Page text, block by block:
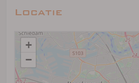
Locatie
+
−